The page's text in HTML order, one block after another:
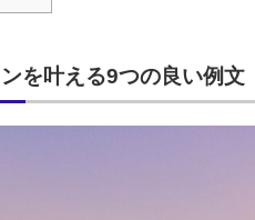
を叶える9つの良い例文